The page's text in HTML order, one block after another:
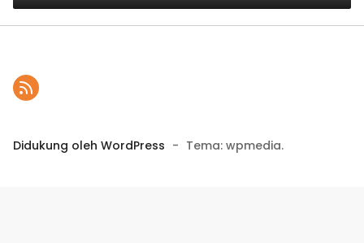
Didukung oleh WordPress - Tema: wpmedia.